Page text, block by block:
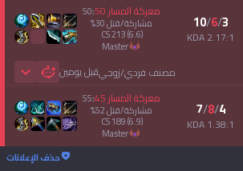
3
/
6
/
10
2.17:1 KDA
معركة المسار50
:
50
مشاركة/قتل30
%
CS213(6.6)
master
مصنف فردي/زوجيقبل يومين
4
/
8
/
7
1.38:1 KDA
معركة المسار45
:
55
مشاركة/قتل52
%
CS189(6.9)
master
حذف الإعلانات